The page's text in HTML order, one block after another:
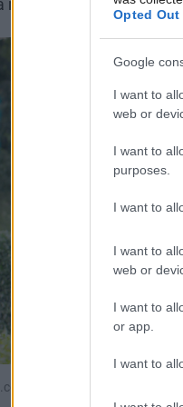
Opted Out
Google
I want to
web or
I want to
purposes.
I want to
I want to
web or
I want to
or app.
I want to
mechanických